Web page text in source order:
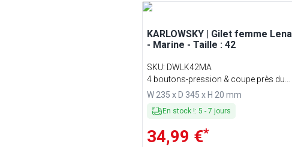
KARLOWSKY | Gilet femme Lena
- Marine - Taille : 42
SKU: DWLK42MA
4 boutons-pression & coupe près du
corps
W 235 x D 345 x H 20 mm
En stock !: 5 - 7 jours
34,99 €*